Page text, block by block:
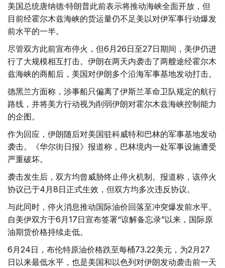
美国总统唐纳德·特朗普此前表示将推动海峡全面开放，但
目前经霍尔木兹海峡的货运量仍不足美以对伊军事行动爆发
前水平的一半。
尽管双方此前宣布停火，但6月26日至27日期间，美伊仍进
行了大规模相互打击。伊朗在两天内袭击了两艘途经霍尔木
兹海峡的商船后，美国对伊朗多个沿海军事基地发动打击。
德黑兰方面称，涉事船只偏离了伊斯兰革命卫队规定的航行
路线，并将美方行动视为削弱伊朗对霍尔木兹海峡控制能力
的企图。
作为回应，伊朗随后对美国驻科威特和巴林的军事基地发动
袭击。《华尔街日报》报道称，巴林境内一处军事设施遭受
严重破坏。
袭击发生后，双方均曾威胁终止停火机制。报道称，该停火
协议已于4月8日正式生效，但双方均多次违反协议。
与此同时，停火消息推动国际油价回落至冲突爆发前水平。
自美伊双方于6月17日宣布签署“谅解备忘录”以来，国际原
油期货价格持续走低。
6月24日，布伦特原油价格跌至每桶73.22美元，为2月27
日以来最低水平，也是美国和以色列对伊朗发动袭击前一天